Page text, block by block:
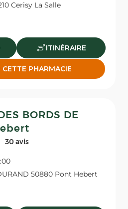
Cerisy La Salle
ITINÉRAIRE
CETTE PHARMACIE
BORDS DE
30 avis
50880 Pont Hebert